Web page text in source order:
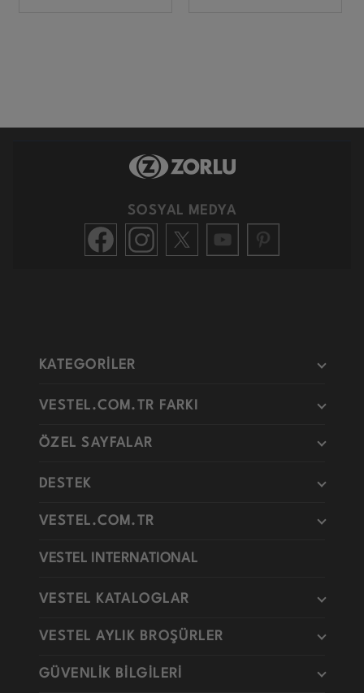
SOSYAL MEDYA
KATEGORİLER
VESTEL.COM.TR FARKI
ÖZEL SAYFALAR
DESTEK
VESTEL.COM.TR
VESTEL INTERNATIONAL
VESTEL KATALOGLAR
VESTEL AYLIK BROŞÜRLER
GÜVENLİK BİLGİLERİ